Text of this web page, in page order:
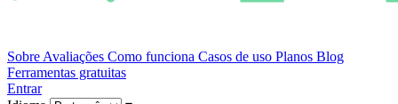
Sobre Avaliações Como funciona Casos de uso Planos Blog
Ferramentas gratuitas
Entrar